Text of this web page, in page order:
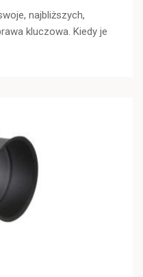
najbliższych,
kluczowa. Kiedy je